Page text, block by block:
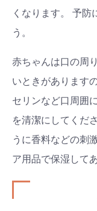
くなります。 予防
う。
赤ちゃんは口の周
いときがあります
セリンなど口周囲
を清潔にしてくだ
うに香料などの刺
ア用品で保湿して